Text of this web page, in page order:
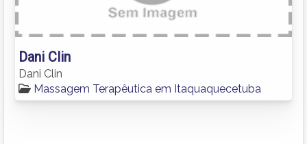
Dani Clin
Dani Clin
Massagem Terapêutica em Itaquaquecetuba